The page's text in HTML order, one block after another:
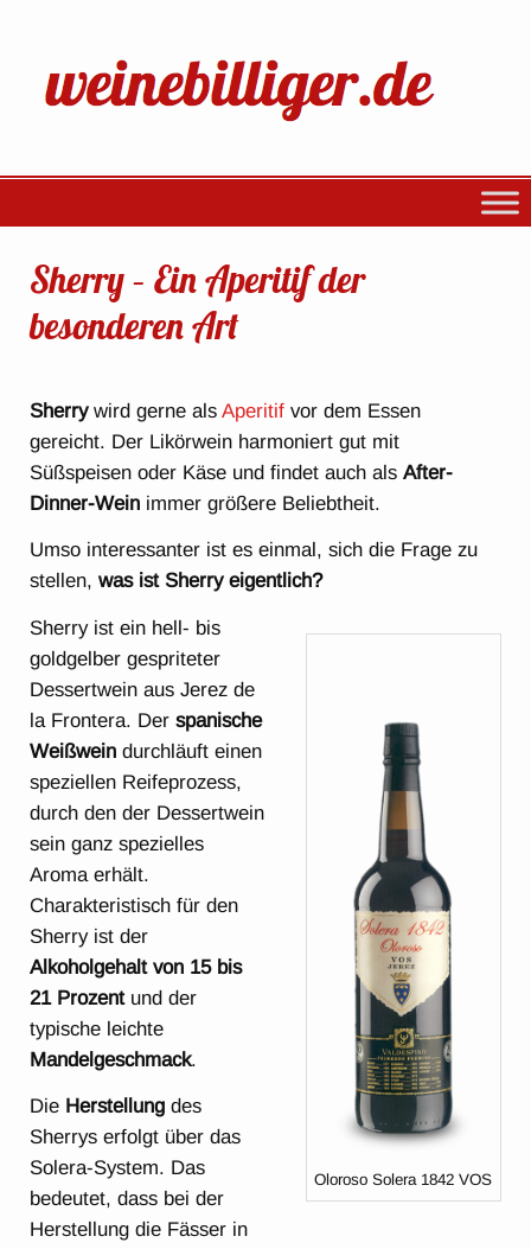
Sherry – Ein Aperitif der
besonderen Art
Sherrywird gerne alsAperitif vor dem Essen
gereicht. Der Likörwein harmoniert gut mit
Süßspeisen oder Käse und findet auch alsAfter-
Dinner-Wein immer größere Beliebtheit.
Umso interessanter ist es einmal, sich die Frage zu
stellen,was ist Sherry eigentlich?
Oloroso Solera 1842 VOS
Sherry ist ein hell- bis
goldgelber gespriteter
Dessertwein aus Jerez de
la Frontera. Derspanische
Weißwein durchläuft einen
speziellen Reifeprozess,
durch den der Dessertwein
sein ganz spezielles
Aroma erhält.
Charakteristisch für den
Sherry ist der
Alkoholgehalt von 15 bis
21 Prozentund der
typische leichte
Mandelgeschmack.
Die Herstellung des
Sherrys erfolgt über das
Solera-System. Das
bedeutet, dass bei der
Herstellung die Fässer in